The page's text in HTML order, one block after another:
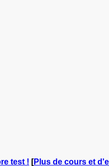
test ! [Plus de cours et